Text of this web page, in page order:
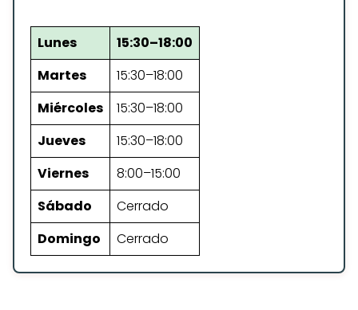
Lunes
15:30–18:00
Martes
15:30–18:00
Miércoles
15:30–18:00
Jueves
15:30–18:00
Viernes
8:00–15:00
Sábado
Cerrado
Domingo
Cerrado